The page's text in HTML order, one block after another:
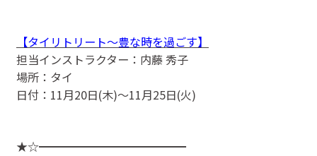
【タイリトリート〜豊な時を過ごす】
担当インストラクター：内藤 秀子
場所：タイ
日付：11月20日(木)〜11月25日(火)
★☆━━━━━━━━━━━━━